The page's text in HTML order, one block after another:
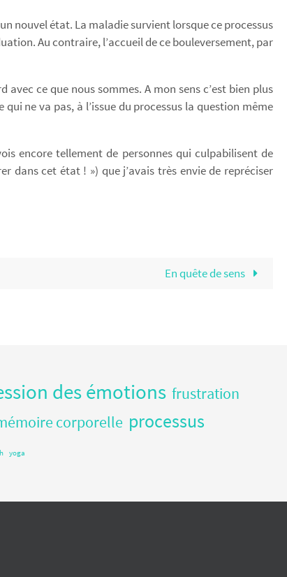
nouvel état. La maladie survient lorsque ce processus
Au contraire, l’accueil de ce bouleversement, par
ce que nous sommes. A mon sens c’est bien plus
ne va pas, à l’issue du processus la question même
encore tellement de personnes qui culpabilisent de
dans cet état ! ») que j’avais très envie de repréciser
En quête de sens
des émotions frustration
corporelle processus
yoga